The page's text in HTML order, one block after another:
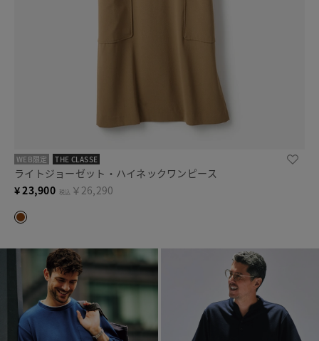
WEB限定 THE CLASSE
ライトジョーゼット・ハイネックワンピース
¥23,900 税込 ￥26,290